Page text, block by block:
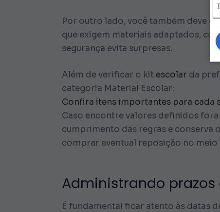
Por outro lado, você também deve
que exigem materiais adaptados,
segurança evita surpresas.
Além de verificar o kit escolar da
categoria Material Escolar:
Confira itens importantes para cada
Caso encontre valores definidos
cumprimento das regras e conserva
comprar eventual reposição no
Administrando
É fundamental ficar atento às datas